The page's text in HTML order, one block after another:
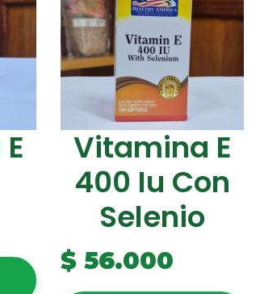
Vitamina E
400 Iu Con
Selenio
$ 56.000